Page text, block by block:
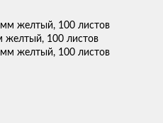
желтый, 100 листов